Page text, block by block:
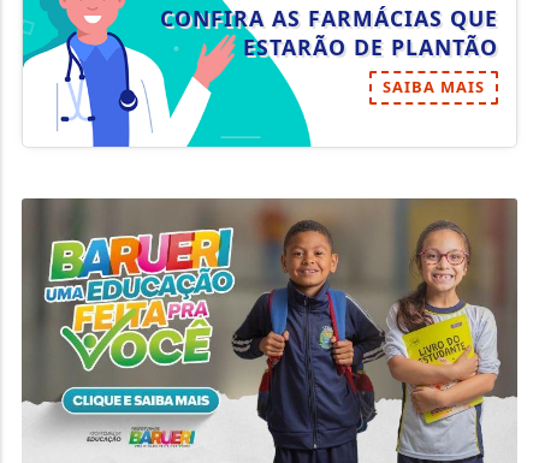
CONFIRA AS FARMÁCIAS QUE
ESTARÃO DE PLANTÃO
SAIBA MAIS